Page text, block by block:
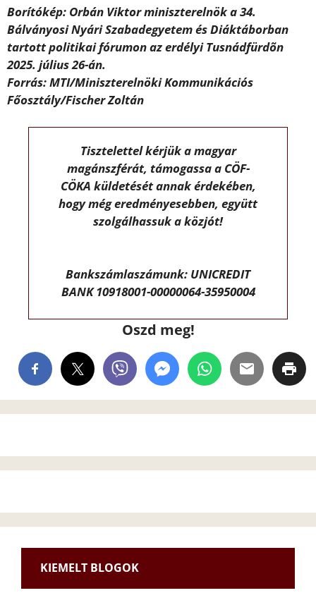
Borítókép: Orbán Viktor miniszterelnök a 34.
Bálványosi Nyári Szabadegyetem és Diáktáborban
tartott politikai fórumon az erdélyi Tusnádfürdõn
2025. július 26-án.
Forrás: MTI/Miniszterelnöki Kommunikációs
Főosztály/Fischer Zoltán
Tisztelettel kérjük a magyar
magánszférát, támogassa a CÖF-
CÖKA küldetését annak érdekében,
hogy még eredményesebben, együtt
szolgálhassuk a közjót!
Bankszámlaszámunk: UNICREDIT
BANK 10918001-00000064-35950004
Oszd meg!
KIEMELT BLOGOK